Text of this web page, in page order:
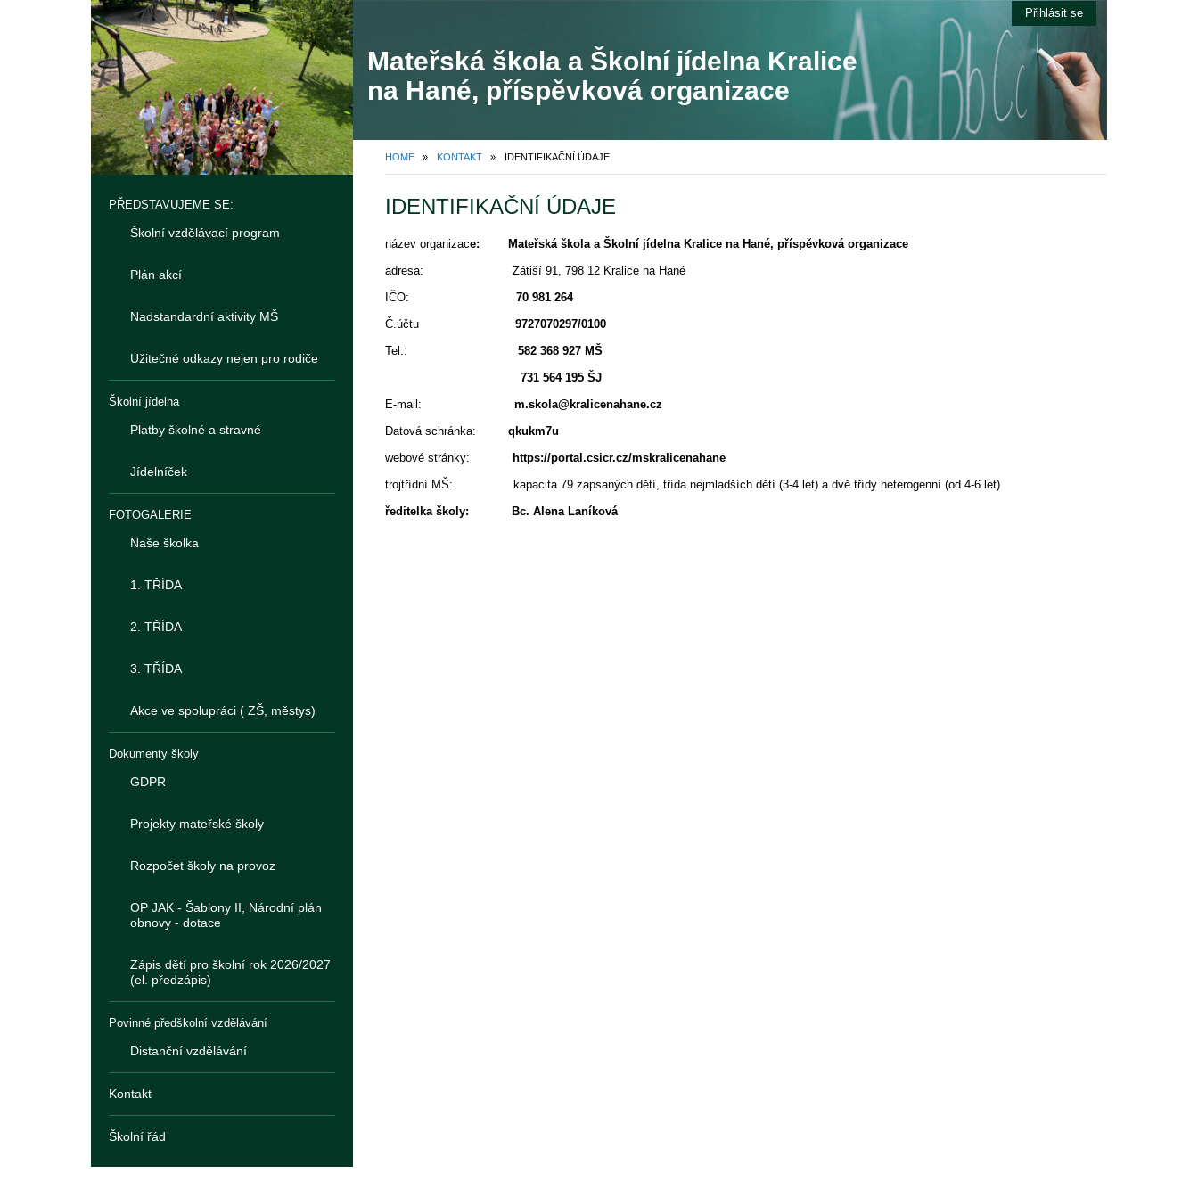
Přihlásit se
Mateřská škola a Školní jídelna Kralice
na Hané, příspěvková organizace
HOME » KONTAKT » IDENTIFIKAČNÍ ÚDAJE
PŘEDSTAVUJEME SE:
Školní vzdělávací program
Plán akcí
Nadstandardní aktivity MŠ
Užitečné odkazy nejen pro rodiče
Školní jídelna
Platby školné a stravné
Jídelníček
FOTOGALERIE
Naše školka
1. TŘÍDA
2. TŘÍDA
3. TŘÍDA
Akce ve spolupráci ( ZŠ, městys)
Dokumenty školy
GDPR
Projekty mateřské školy
Rozpočet školy na provoz
OP JAK - Šablony II, Národní plán
obnovy - dotace
Zápis dětí pro školní rok 2026/2027
(el. předzápis)
Povinné předškolní vzdělávání
Distanční vzdělávání
Kontakt
Školní řád
IDENTIFIKAČNÍ ÚDAJE
název organizace: Mateřská škola a Školní jídelna Kralice na Hané, příspěvková organizace
adresa: Zátiší 91, 798 12 Kralice na Hané
IČO: 70 981 264
Č.účtu 9727070297/0100
Tel.: 582 368 927 MŠ
731 564 195 ŠJ
E-mail: m.skola@kralicenahane.cz
Datová schránka:
qkukm7u
webové stránky:
https://portal.csicr.cz/mskralicenahane
trojtřídní MŠ: kapacita 79 zapsaných dětí, třída nejmladších dětí (3-4 let) a dvě třídy heterogenní (od 4-6 let)
ředitelka školy: Bc. Alena Laníková